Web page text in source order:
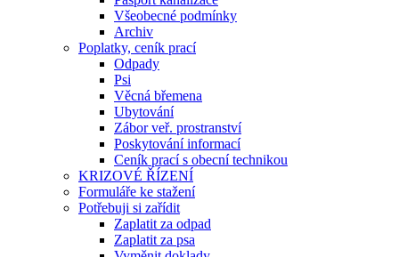
Všeobecné podmínky
Archiv
Poplatky, ceník prací
Odpady
Psi
Věcná břemena
Ubytování
Zábor veř. prostranství
Poskytování informací
Ceník prací s obecní technikou
KRIZOVÉ ŘÍZENÍ
Formuláře ke stažení
Potřebuji si zařídit
Zaplatit za odpad
Zaplatit za psa